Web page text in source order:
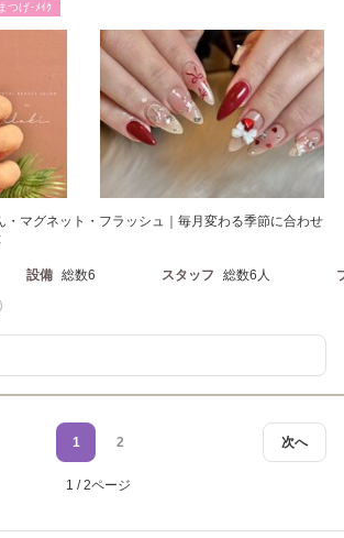
まつげ･ﾒｲｸ
・マグネット・フラッシュ｜毎月変わる季節に合わせ
設備 総数6 スタッフ 総数6人
次へ
1 2
1 / 2ページ